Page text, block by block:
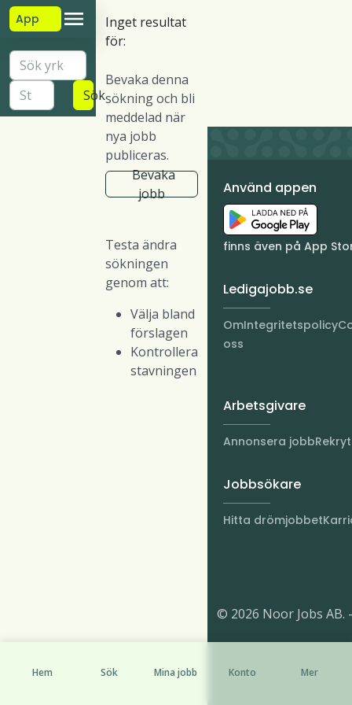
App
Sök
Inget resultat
för:
Bevaka denna
sökning och bli
meddelad när
nya jobb
publiceras.
Bevaka
jobb
Testa ändra
sökningen
genom att:
Välja bland
förslagen
Kontrollera
stavningen
Använd appen
finns även på App
Ledigajobb.se
Om
oss
Integritetspolicy
Arbetsgivare
Annonsera jobb
Jobbsökare
Hitta drömjobbet
© 2026 Noor Jobs AB.
Hem Sök Mina jobb Konto Mer